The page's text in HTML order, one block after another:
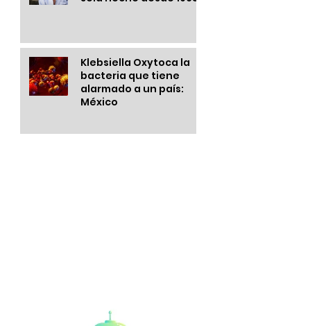
Klebsiella Oxytoca la
bacteria que tiene
alarmado a un país:
México